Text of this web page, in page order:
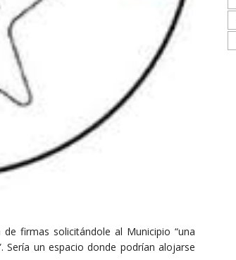
firmas solicitándole al Municipio “una
un espacio donde podrían alojarse